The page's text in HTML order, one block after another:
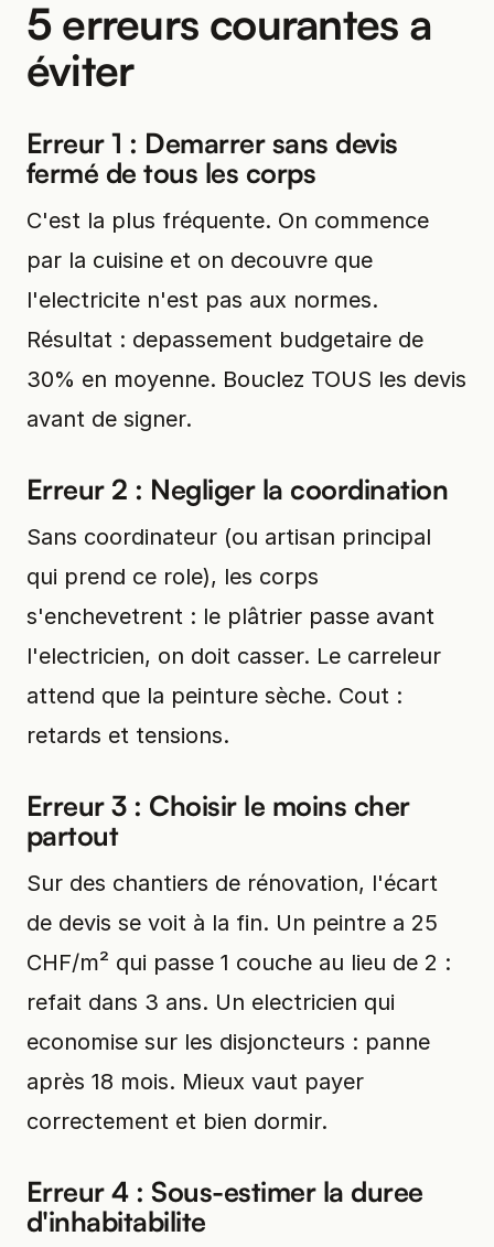
5 erreurs courantes a
éviter
Erreur 1 : Demarrer sans devis
fermé de tous les corps
C'est la plus fréquente. On commence
par la cuisine et on decouvre que
l'electricite n'est pas aux normes.
Résultat : depassement budgetaire de
30% en moyenne. Bouclez TOUS les devis
avant de signer.
Erreur 2 : Negliger la coordination
Sans coordinateur (ou artisan principal
qui prend ce role), les corps
s'enchevetrent : le plâtrier passe avant
l'electricien, on doit casser. Le carreleur
attend que la peinture sèche. Cout :
retards et tensions.
Erreur 3 : Choisir le moins cher
partout
Sur des chantiers de rénovation, l'écart
de devis se voit à la fin. Un peintre a 25
CHF/m² qui passe 1 couche au lieu de 2 :
refait dans 3 ans. Un electricien qui
economise sur les disjoncteurs : panne
après 18 mois. Mieux vaut payer
correctement et bien dormir.
Erreur 4 : Sous-estimer la duree
d'inhabitabilite